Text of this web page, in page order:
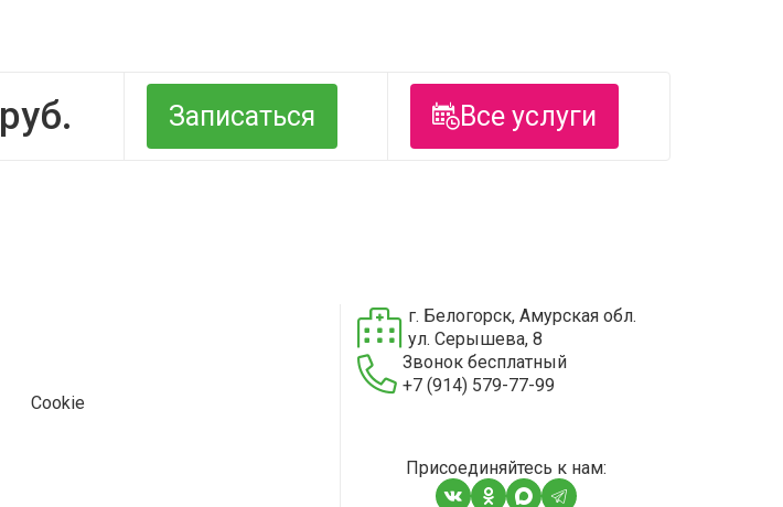
руб. Записаться Все услуги
Cookie
г. Белогорск, Амурская обл.
ул. Серышева, 8
Звонок бесплатный
+7 (914) 579-77-99
Присоединяйтесь к нам: